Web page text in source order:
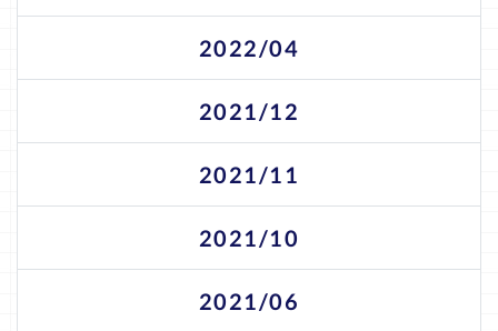
2022/04
2021/12
2021/11
2021/10
2021/06